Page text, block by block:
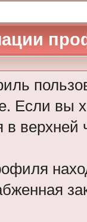
Если вы
в